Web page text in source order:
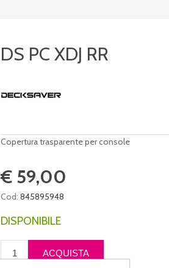
DS PC XDJ RR
Copertura trasparente per console
€ 59,00
Cod: 845895948
DISPONIBILE